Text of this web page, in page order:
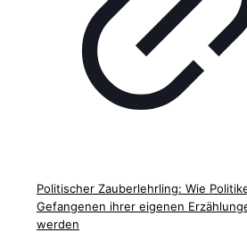
Politischer Zauberlehrling: Wie
Gefangenen ihrer eigenen
werden